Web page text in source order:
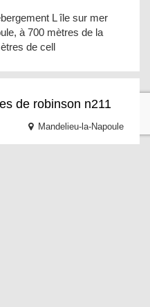
L île sur mer
à 700 mètres de la
de cell
de robinson n211
Mandelieu-la-Napoule